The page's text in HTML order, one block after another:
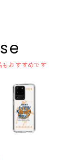
もおすすめです